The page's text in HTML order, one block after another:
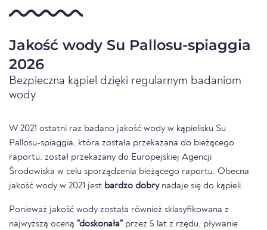
Jakość wody Su Pallosu-spiaggia
2026
Bezpieczna kąpiel dzięki regularnym badaniom
wody
W 2021 ostatni raz badano jakość wody w kąpielisku Su
Pallosu-spiaggia, która została przekazana do bieżącego
raportu. został przekazany do Europejskiej Agencji
Środowiska w celu sporządzenia bieżącego raportu. Obecna
jakość wody w 2021 jest bardzo dobrynadaje się do kąpieli.
Ponieważ jakość wody została również sklasyfikowana z
najwyższą oceną "doskonała" przez 5 lat z rzędu, pływanie